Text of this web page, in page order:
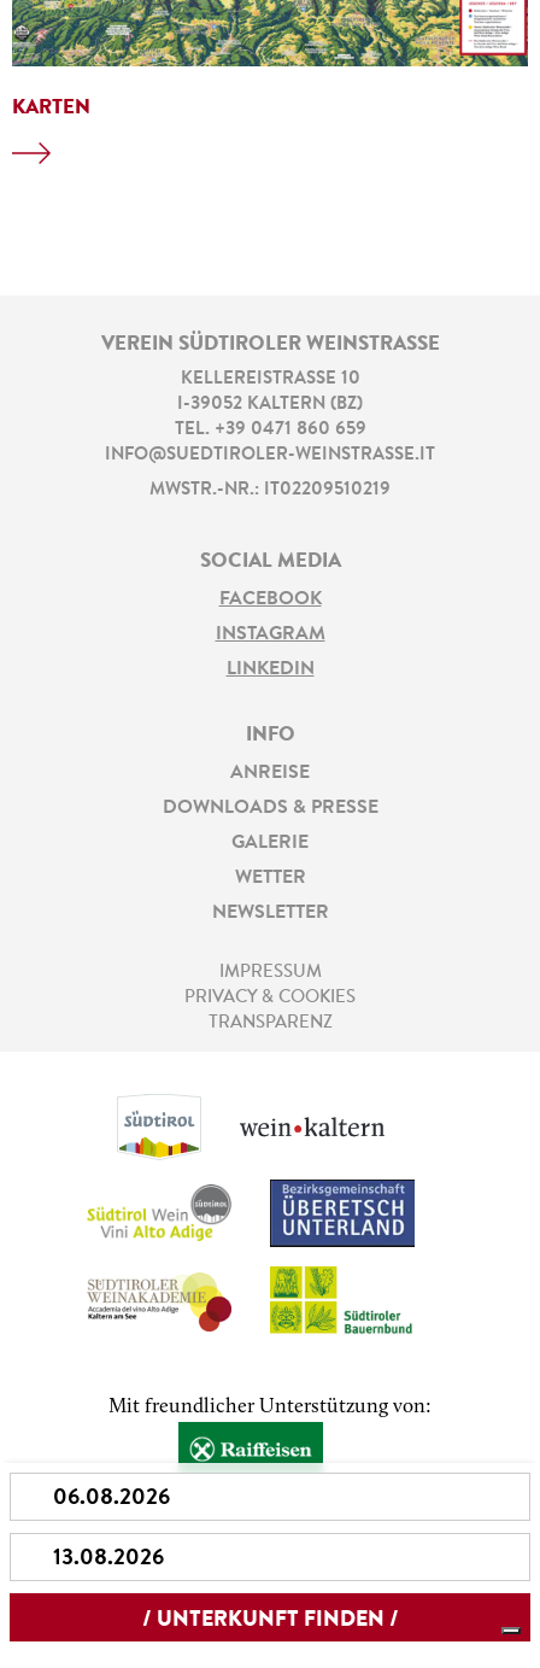
KARTEN
VEREIN SÜDTIROLER WEINSTRASSE
KELLEREISTRASSE 10
I-39052 KALTERN (BZ)
TEL. +39 0471 860 659
INFO@SUEDTIROLER-WEINSTRASSE.IT
MWSTR.-NR.: IT02209510219
SOCIAL MEDIA
FACEBOOK
INSTAGRAM
LINKEDIN
INFO
ANREISE
DOWNLOADS & PRESSE
GALERIE
WETTER
NEWSLETTER
IMPRESSUM
PRIVACY & COOKIES
TRANSPARENZ
Mit freundlicher Unterstützung von: